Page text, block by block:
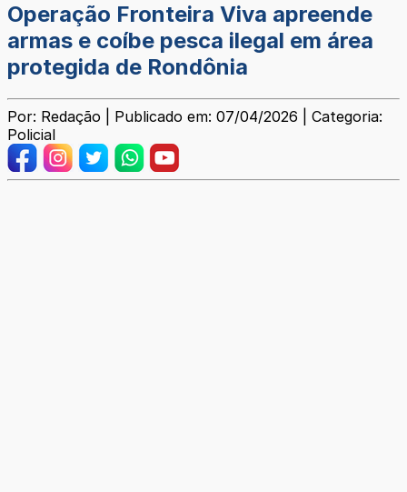
Operação Fronteira Viva apreende
armas e coíbe pesca ilegal em área
protegida de Rondônia
Por: Redação | Publicado em: 07/04/2026 | Categoria:
Policial